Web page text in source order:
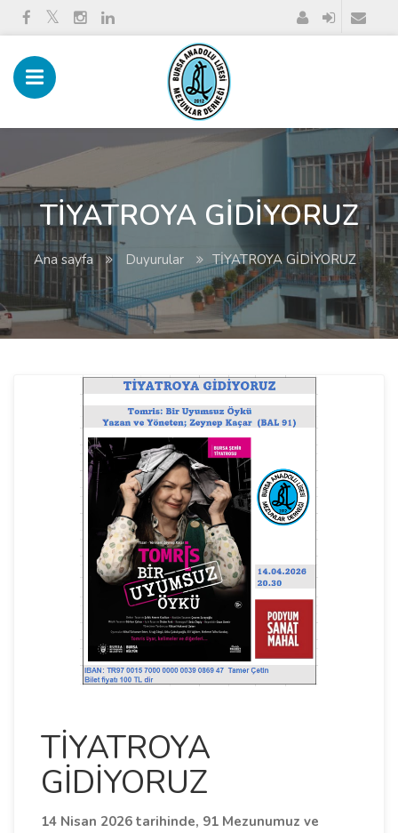
TİYATROYA GİDİYORUZ
Ana sayfa Duyurular TİYATROYA GİDİYORUZ
TİYATROYA
GİDİYORUZ
14 Nisan 2026 tarihinde, 91 Mezunumuz ve